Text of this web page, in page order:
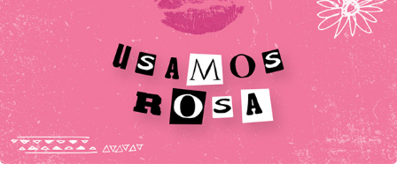
OUTUBRO ROSA | WAM GROUP